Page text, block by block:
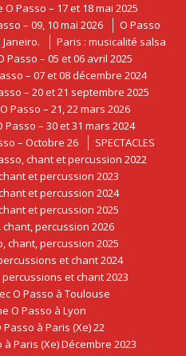
Passo – 17 et 18 mai 2025
– 09, 10 mai 2026
O Passo
Paris : musicalité salsa
Passo – 05 et 06 avril 2025
– 07 et 08 décembre 2024
– 20 et 21 septembre 2025
Passo – 21, 22 mars 2026
– 30 et 31 mars 2024
– Octobre 26
SPECTACLES
chant et percussion 2022
et percussion 2023
et percussion 2024
et percussion 2025
chant, percussion 2026
chant, percussion 2025
et chant 2024
et chant 2023
O Passo à Toulouse
O Passo à Lyon
à Paris (Xe) 22
Paris (Xe) Décembre 2023